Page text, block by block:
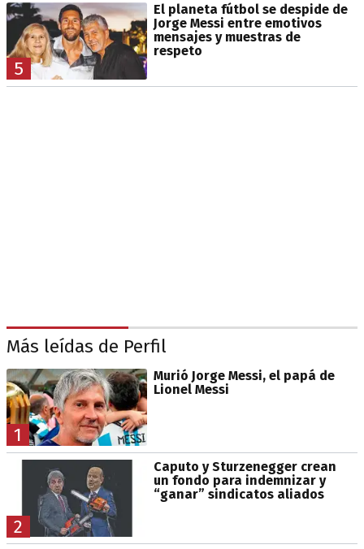
5
El planeta fútbol se despide de
Jorge Messi entre emotivos
mensajes y muestras de
respeto
Más leídas de Perfil
1
Murió Jorge Messi, el papá de
Lionel Messi
2
Caputo y Sturzenegger crean
un fondo para indemnizar y
“ganar” sindicatos aliados